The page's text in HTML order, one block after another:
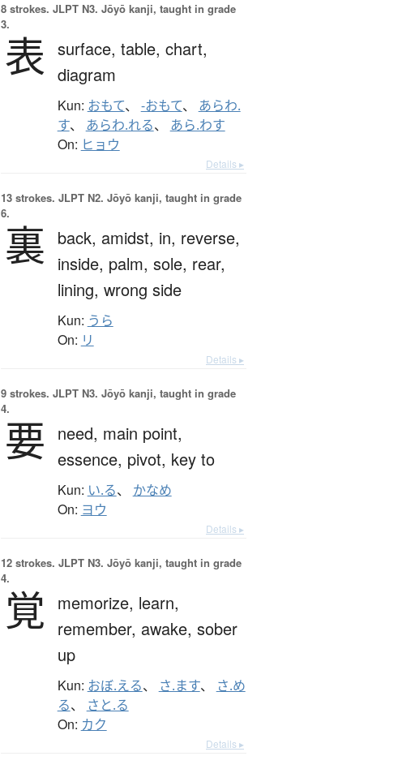
8 strokes. JLPT N3. Jōyō kanji, taught in grade
3.
表 surface, table, chart,
diagram
Kun: おもて、 -おもて、 あらわ.
す、 あらわ.れる、 あら.わす
On: ヒョウ
Details ▸
13 strokes. JLPT N2. Jōyō kanji, taught in grade
6.
裏 back, amidst, in, reverse,
inside, palm, sole, rear,
lining, wrong side
Kun: うら
On: リ
Details ▸
9 strokes. JLPT N3. Jōyō kanji, taught in grade
4.
要 need, main point,
essence, pivot, key to
Kun: い.る、 かなめ
On: ヨウ
Details ▸
12 strokes. JLPT N3. Jōyō kanji, taught in grade
4.
覚 memorize, learn,
remember, awake, sober
up
Kun: おぼ.える、 さ.ます、
さ.め
る、 さと.る
On: カク
Details ▸